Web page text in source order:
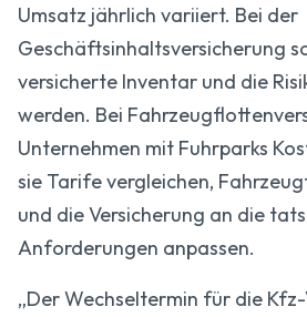
Umsatz jährlich variiert. Bei der
Geschäftsinhaltsversicherung
versicherte Inventar und die
werden. Bei
Unternehmen mit Fuhrparks
sie Tarife vergleichen,
und die Versicherung an die
Anforderungen anpassen.
„Der Wechseltermin für die